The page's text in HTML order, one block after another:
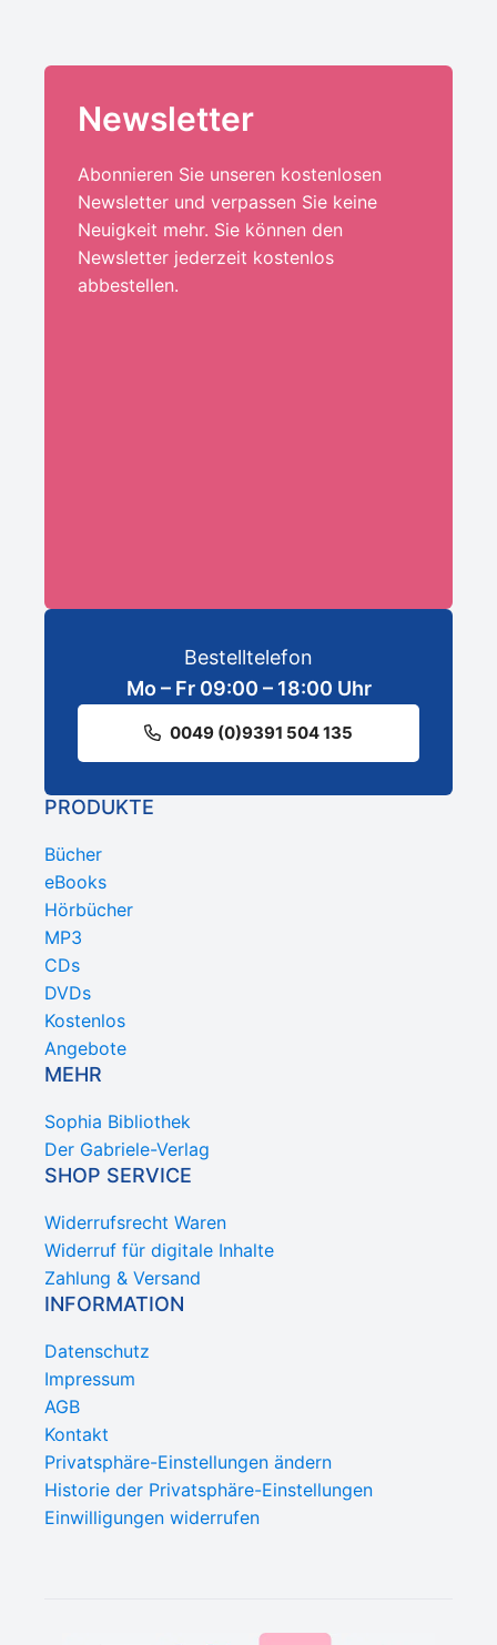
Newsletter
Abonnieren Sie unseren kostenlosen
Newsletter und verpassen Sie keine
Neuigkeit mehr. Sie können den
Newsletter jederzeit kostenlos
abbestellen.
Bestelltelefon
Mo – Fr 09:00 – 18:00 Uhr
0049 (0)9391 504 135
PRODUKTE
Bücher
eBooks
Hörbücher
MP3
CDs
DVDs
Kostenlos
Angebote
MEHR
Sophia Bibliothek
Der Gabriele-Verlag
SHOP SERVICE
Widerrufsrecht Waren
Widerruf für digitale Inhalte
Zahlung & Versand
INFORMATION
Datenschutz
Impressum
AGB
Kontakt
Privatsphäre-Einstellungen ändern
Historie der Privatsphäre-Einstellungen
Einwilligungen widerrufen